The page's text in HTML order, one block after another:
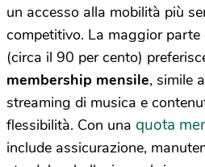
un accesso alla mobilità più
competitivo. La maggior parte
(circa il 90 per cento)
membership mensile, simile
streaming di musica e
flessibilità. Con una quota
include assicurazione,